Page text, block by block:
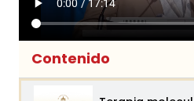
Contenido